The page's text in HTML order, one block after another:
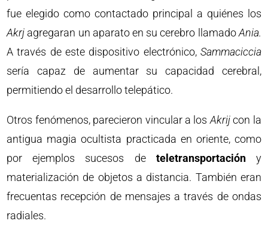
fue elegido como contactado principal a quiénes los
Akrj agregaran un aparato en su cerebro llamadoAnia.
A través de este dispositivo electrónico, Sammaciccia
sería capaz de aumentar su capacidad cerebral,
permitiendo el desarrollo telepático.
Otros fenómenos, parecieron vincular a los Akrijcon la
antigua magia ocultista practicada en oriente, como
por ejemplos sucesos de teletransportacióny
materialización de objetos a distancia. También eran
frecuentas recepción de mensajes a través de ondas
radiales.